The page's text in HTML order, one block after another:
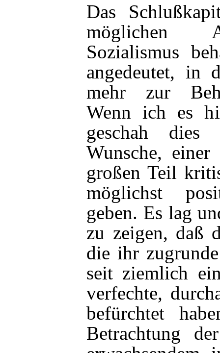
Das
möglichen
Sozialismus
angedeutet, in
mehr zur
Wenn ich es
geschah
Wunsche,
großen Teil
möglichst
geben. Es lag
zu zeigen, daß
die ihr
seit ziemlich
verfechte,
befürchtet
Betrachtung